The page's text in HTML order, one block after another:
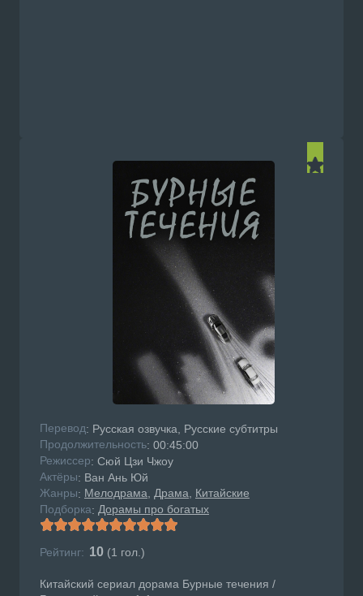
Перевод: Русская озвучка, Русские субтитры
Продолжительность: 00:45:00
Режисcер: Сюй Цзи Чжоу
Актёры: Ван Ань Юй
Жанры: Мелодрама Драма Китайские
Подборка: Дорамы про богатых
Рейтинг: 10 (1 гол.)
Китайский сериал дорама Бурные течения /